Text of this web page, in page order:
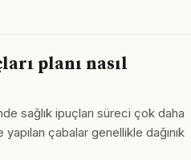
planı nasıl
sağlık ipuçları süreci çok daha
çabalar genellikle dağınık